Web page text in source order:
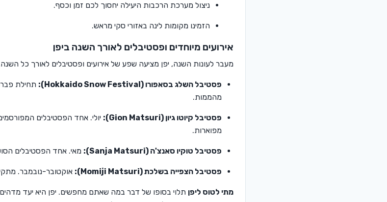
ניצול מערכת הרכבות היעילה יחסוך לכם זמן וכסף.
הזמינו מקומות לינה באזורי סקי מראש.
אירועים מיוחדים ופסטיבלים לאורך השנה ביפן
מעבר לעונות השנה, יפן מציעה שפע של אירועים ופסטיבלים לאורך כל
פסטיבל השלג בסאפורו (Hokkaido Snow Festival):
תחילת
מהממות.
פסטיבל קיוטו גיון (Gion Matsuri):
יולי. אחד הפסטיבלים
מפוארות.
פסטיבל טוקיו סאנצ'ה (Sanja Matsuri): מאי. אחד הפסטיבלים
פסטיבל הצפייה בשלכת (Momiji Matsuri): אוקטובר-נובמבר.
מתי לטוס ליפן תלוי בסופו של דבר במה שאתם מחפשים. יפן היא יעד